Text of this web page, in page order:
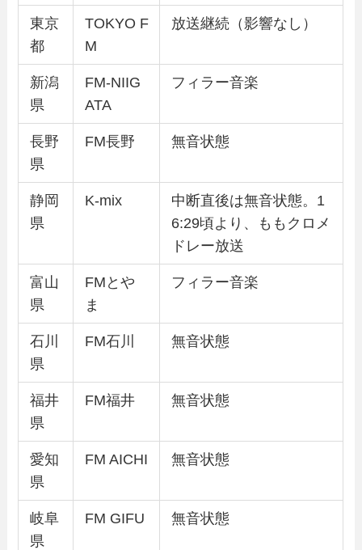
東京
都
TOKYO F
M
放送継続（影響なし）
新潟
県
FM-NIIG
ATA
フィラー音楽
長野
県
FM長野 無音状態
静岡
県
K-mix
中断直後は無音状態。1
6:29頃より、ももクロメ
ドレー放送
富山
県
FMとや
ま
フィラー音楽
石川
県
FM石川 無音状態
福井
県
FM福井 無音状態
愛知
県
FM AICHI 無音状態
岐阜
県
FM GIFU 無音状態